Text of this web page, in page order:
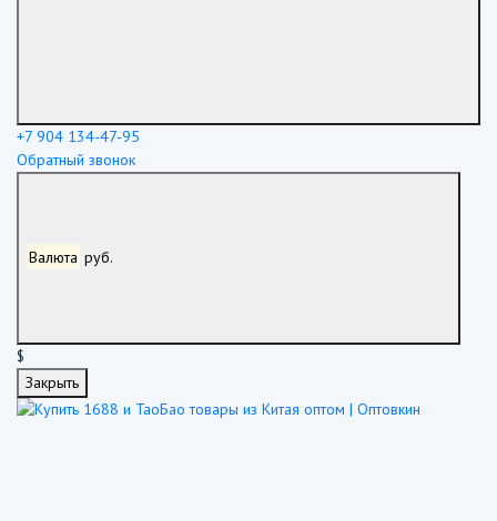
+7 904 134-47-95
Обратный звонок
Валюта руб.
$
Закрыть